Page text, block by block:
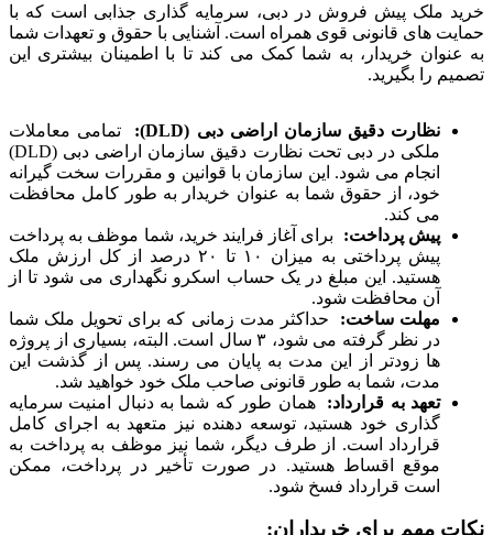
خرید ملک پیش فروش در دبی، سرمایه گذاری جذابی است که با
حمایت های قانونی قوی همراه است. آشنایی با حقوق و تعهدات شما
به عنوان خریدار، به شما کمک می کند تا با اطمینان بیشتری این
تصمیم را بگیرید.
نظارت دقیق سازمان اراضی دبی (DLD):
تمامی معاملات
ملکی در دبی تحت نظارت دقیق سازمان اراضی دبی (DLD)
انجام می شود. این سازمان با قوانین و مقررات سخت گیرانه
خود، از حقوق شما به عنوان خریدار به طور کامل محافظت
می کند.
پیش پرداخت:
برای آغاز فرایند خرید، شما موظف به پرداخت
پیش پرداختی به میزان ۱۰ تا ۲۰ درصد از کل ارزش ملک
هستید. این مبلغ در یک حساب اسکرو نگهداری می شود تا از
آن محافظت شود.
مهلت ساخت:
حداکثر مدت زمانی که برای تحویل ملک شما
در نظر گرفته می شود، ۳ سال است. البته، بسیاری از پروژه
ها زودتر از این مدت به پایان می رسند. پس از گذشت این
مدت، شما به طور قانونی صاحب ملک خود خواهید شد.
تعهد به قرارداد:
همان طور که شما به دنبال امنیت سرمایه
گذاری خود هستید، توسعه دهنده نیز متعهد به اجرای کامل
قرارداد است. از طرف دیگر، شما نیز موظف به پرداخت به
موقع اقساط هستید. در صورت تأخیر در پرداخت، ممکن
است قرارداد فسخ شود.
نکات مهم برای خریداران: